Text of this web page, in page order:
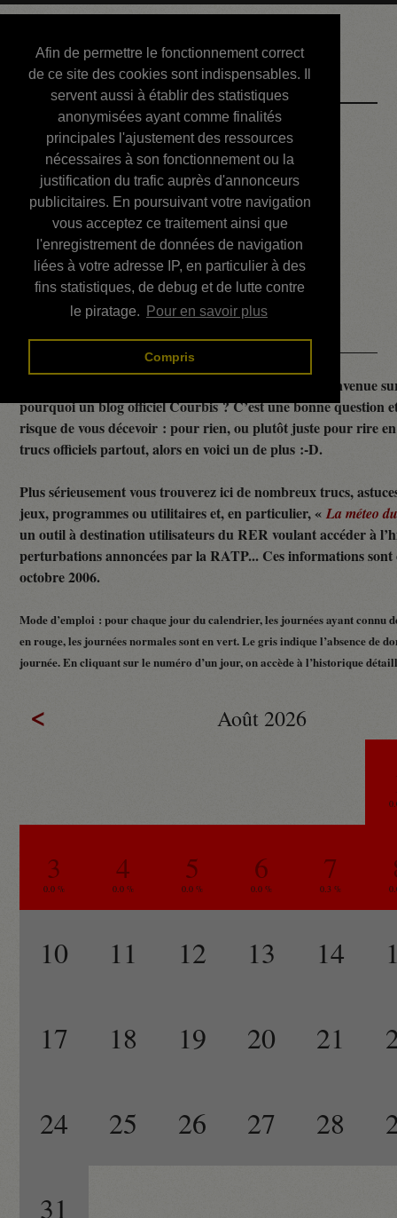
Afin de permettre le fonctionnement correct
de ce site des cookies sont indispensables. Il
servent aussi à établir des statistiques
anonymisées ayant comme finalités
principales l'ajustement des ressources
nécessaires à son fonctionnement ou la
justification du trafic auprès d'annonceurs
publicitaires. En poursuivant votre navigation
vous acceptez ce traitement ainsi que
l'enregistrement de données de navigation
liées à votre adresse IP, en particulier à des
fins statistiques, de debug et de lutte contre
le piratage.
Pour en savoir plus
Compris
Courbis, « LE »
Blog Officiel
Bienvenue
Réalisations
Divers (et d’été)
Annonces
Liens externes
Téléchargement
Contact
Courbis, « LE » Blog Officiel - je vous souhaite la bienvenue
pourquoi un blog officiel Courbis ? C’est une bonne question
risque de vous décevoir : pour rien, ou plutôt juste pour rire
trucs officiels partout, alors en voici un de plus :-D.
Plus sérieusement vous trouverez ici de nombreux trucs,
jeux, programmes ou utilitaires et, en particulier, «La méteo
un outil à destination utilisateurs du RER voulant accéder à
perturbations annoncées par la RATP... Ces informations sont
octobre 2006.
Mode d’emploi : pour chaque jour du calendrier, les journées ayant connu
en rouge, les journées normales sont en vert. Le gris indique l’absence de
journée. En cliquant sur le numéro d’un jour, on accède à l’historique
< Août 2026
3
0.0 %
4
0.0 %
5
0.0 %
6
0.0 %
7
0.3 %
10 11 12 13 14
17 18 19 20 21
24 25 26 27 28
31